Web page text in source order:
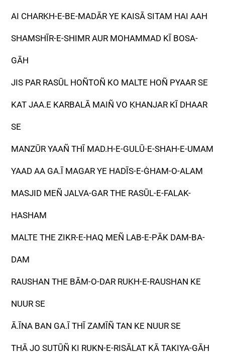
AI CHARḲH-E-BE-MADĀR YE KAISĀ SITAM HAI AAH
SHAMSHĪR-E-SHIMR AUR MOHAMMAD KĪ BOSA-
GĀH
JIS PAR RASŪL HOÑTOÑ KO MALTE HOÑ PYAAR SE
KAT JAA.E KARBALĀ MAIÑ VO ḲHANJAR KĪ DHAAR
SE
MANZŪR YAAÑ THĪ MAD.H-E-GULŪ-E-SHAH-E-UMAM
YAAD AA GA.Ī MAGAR YE HADĪS-E-ĠHAM-O-ALAM
MASJID MEÑ JALVA-GAR THE RASŪL-E-FALAK-
HASHAM
MALTE THE ZIKR-E-HAQ MEÑ LAB-E-PĀK DAM-BA-
DAM
RAUSHAN THE BĀM-O-DAR RUḲH-E-RAUSHAN KE
NUUR SE
Ā.ĪNA BAN GA.Ī THĪ ZAMĪÑ TAN KE NUUR SE
THĀ JO SUTŪÑ KI RUKN-E-RISĀLAT KĀ TAKIYA-GĀH